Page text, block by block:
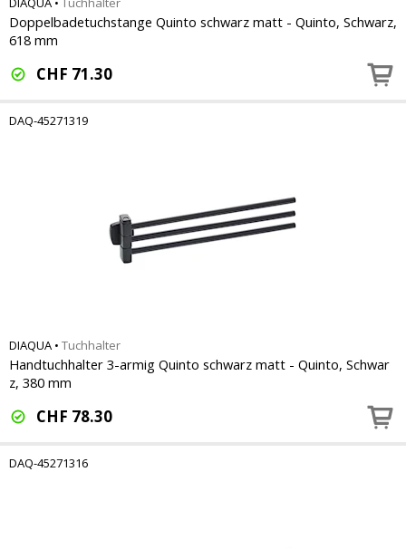
Doppelbadetuchstange Quinto schwarz matt - Quinto, Schwarz,
618 mm
CHF 71.30
DAQ-45271319
DIAQUA • Tuchhalter
Handtuchhalter 3-armig Quinto schwarz matt - Quinto, Schwar
z, 380 mm
CHF 78.30
DAQ-45271316